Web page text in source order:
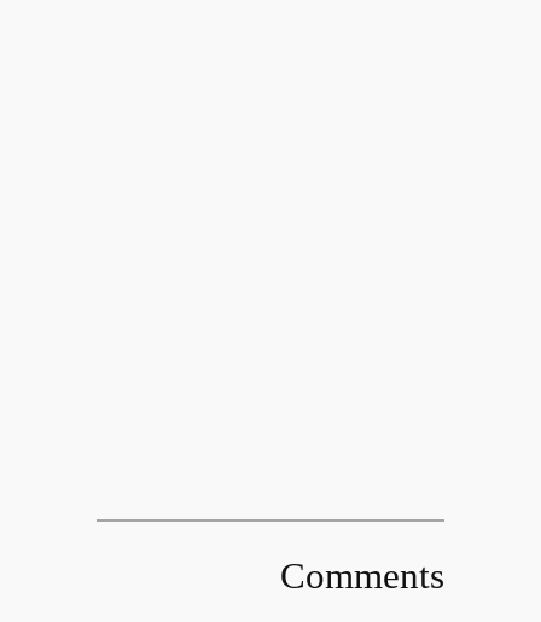
Comments